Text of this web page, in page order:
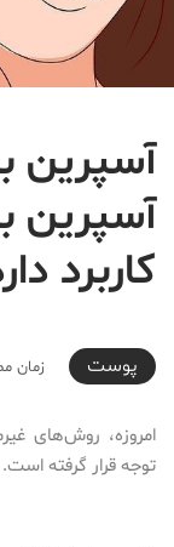
آسپرین
آسپرین
کاربرد
27T18:00:33+03:30
پوست زمان
امروزه، روش‌های
توجه قرار گرفته است.